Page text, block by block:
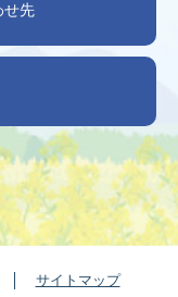
せ先
サイトマップ